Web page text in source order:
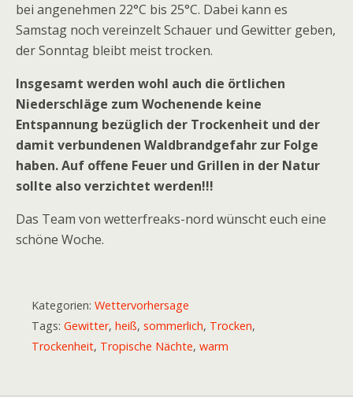
bei angenehmen 22°C bis 25°C. Dabei kann es
Samstag noch vereinzelt Schauer und Gewitter geben,
der Sonntag bleibt meist trocken.
Insgesamt werden wohl auch die örtlichen
Niederschläge zum Wochenende keine
Entspannung bezüglich der Trockenheit und der
damit verbundenen Waldbrandgefahr zur Folge
haben. Auf offene Feuer und Grillen in der Natur
sollte also verzichtet werden!!!
Das Team von wetterfreaks-nord wünscht euch eine
schöne Woche.
Kategorien: Wettervorhersage
Tags: Gewitter, heiß, sommerlich, Trocken,
Trockenheit, Tropische Nächte, warm